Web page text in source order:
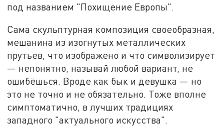
под названием "Похищение Европы".
Сама скульптурная композиция своеобразная,
мешанина из изогнутых металлических
прутьев, что изображено и что символизирует
— непонятно, называй любой вариант, не
ошибёшься. Вроде как бык и девушка — но
это не точно и не обязательно. Тоже вполне
симптоматично, в лучших традициях
западного "актуального искусства".